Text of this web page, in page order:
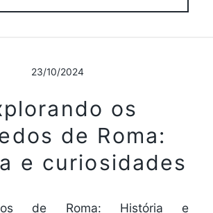
23/10/2024
os
de Roma:
e curiosidades
de Roma: História e